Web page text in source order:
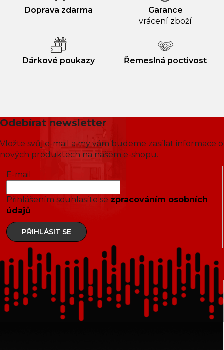
Doprava zdarma
Garance
vrácení zboží
Dárkové poukazy Řemeslná poctivost
Odebírat newsletter
Vložte svůj e-mail a my vám budeme zasílat informace o
nových produktech na našem e-shopu.
E-mail
Přihlášením souhlasíte se zpracováním osobních
údajů
PŘIHLÁSIT SE